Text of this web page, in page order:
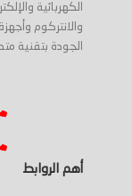
الكهربائية
والانتركوم
الجودة بتقنية
أهم الروابط